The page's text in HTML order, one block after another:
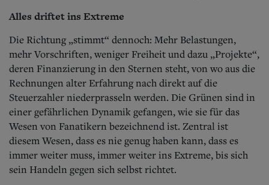
Alles driftet ins Extreme
Die Richtung „stimmt“ dennoch: Mehr Belastungen,
mehr Vorschriften, weniger Freiheit und dazu „Projekte“,
deren Finanzierung in den Sternen steht, von wo aus die
Rechnungen alter Erfahrung nach direkt auf die
Steuerzahler niederprasseln werden. Die Grünen sind in
einer gefährlichen Dynamik gefangen, wie sie für das
Wesen von Fanatikern bezeichnend ist. Zentral ist
diesem Wesen, dass es nie genug haben kann, dass es
immer weiter muss, immer weiter ins Extreme, bis sich
sein Handeln gegen sich selbst richtet.